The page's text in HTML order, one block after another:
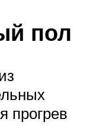
пол
прогрев